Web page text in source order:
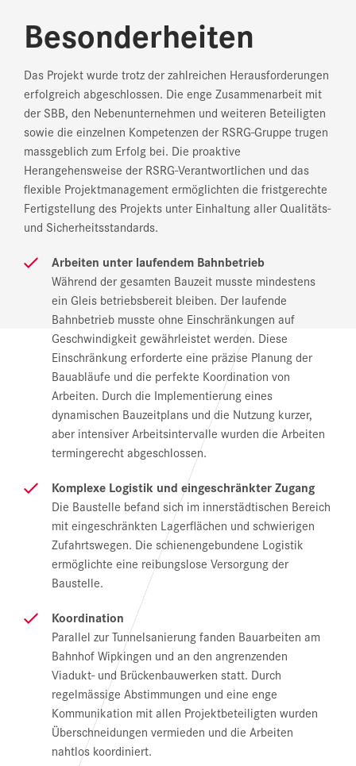
Besonderheiten
Das Projekt wurde trotz der zahlreichen Herausforderungen
erfolgreich abgeschlossen. Die enge Zusammenarbeit mit
der SBB, den Nebenunternehmen und weiteren Beteiligten
sowie die einzelnen Kompetenzen der RSRG-Gruppe trugen
massgeblich zum Erfolg bei. Die proaktive
Herangehensweise der RSRG-Verantwortlichen und das
flexible Projektmanagement ermöglichten die fristgerechte
Fertigstellung des Projekts unter Einhaltung aller Qualitäts-
und Sicherheitsstandards.
Arbeiten unter laufendem Bahnbetrieb
Während der gesamten Bauzeit musste mindestens
ein Gleis betriebsbereit bleiben. Der laufende
Bahnbetrieb musste ohne Einschränkungen auf
Geschwindigkeit gewährleistet werden. Diese
Einschränkung erforderte eine präzise Planung der
Bauabläufe und die perfekte Koordination von
Arbeiten. Durch die Implementierung eines
dynamischen Bauzeitplans und die Nutzung kurzer,
aber intensiver Arbeitsintervalle wurden die Arbeiten
termingerecht abgeschlossen.
Komplexe Logistik und eingeschränkter Zugang
Die Baustelle befand sich im innerstädtischen Bereich
mit eingeschränkten Lagerflächen und schwierigen
Zufahrtswegen. Die schienengebundene Logistik
ermöglichte eine reibungslose Versorgung der
Baustelle.
Koordination
Parallel zur Tunnelsanierung fanden Bauarbeiten am
Bahnhof Wipkingen und an den angrenzenden
Viadukt- und Brückenbauwerken statt. Durch
regelmässige Abstimmungen und eine enge
Kommunikation mit allen Projektbeteiligten wurden
Überschneidungen vermieden und die Arbeiten
nahtlos koordiniert.